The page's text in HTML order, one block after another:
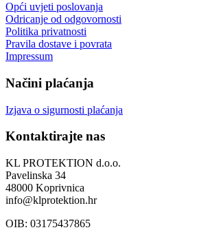
Opći uvjeti poslovanja
Odricanje od odgovornosti
Politika privatnosti
Pravila dostave i povrata
Impressum
Načini plaćanja
Izjava o sigurnosti plaćanja
Kontaktirajte nas
KL PROTEKTION d.o.o.
Pavelinska 34
48000 Koprivnica
info@klprotektion.hr
OIB: 03175437865